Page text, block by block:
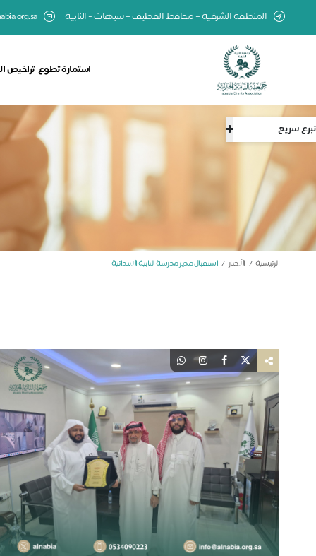
تبرع سريع
المنطقة الشرقية – محافظ القطيف – سيهات - النابية
استمارة تطوع تراخيص
الرئيسية الأخبار استقبال مدير مدرسة النابية الابتدائية